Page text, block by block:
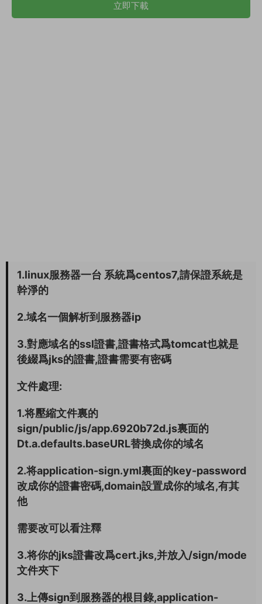
裏面的key-password改成你的證書密碼,domain設置成你的域名,
立即下載
1.linux服務器一台 系統爲centos7,請保證系統是
幹淨的
2.域名一個解析到服務器ip
3.對應域名的ssl證書,證書格式爲tomcat也就是
後綴爲jks的證書,證書需要有密碼
文件處理:
1.将壓縮文件裏的
sign/public/js/app.6920b72d.js裏面的
Dt.a.defaults.baseURL替換成你的域名
2.将application-sign.yml裏面的key-password
改成你的證書密碼,domain設置成你的域名,有其
他
需要改可以看注釋
3.将你的jks證書改爲cert.jks,并放入/sign/mode
文件夾下
3.上傳sign到服務器的根目錄,application-